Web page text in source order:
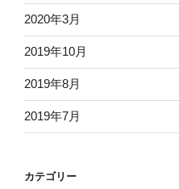
2020年3月
2019年10月
2019年8月
2019年7月
カテゴリー